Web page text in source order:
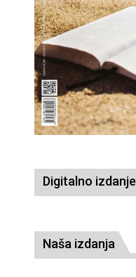
Digitalno izdanje
Naša izdanja